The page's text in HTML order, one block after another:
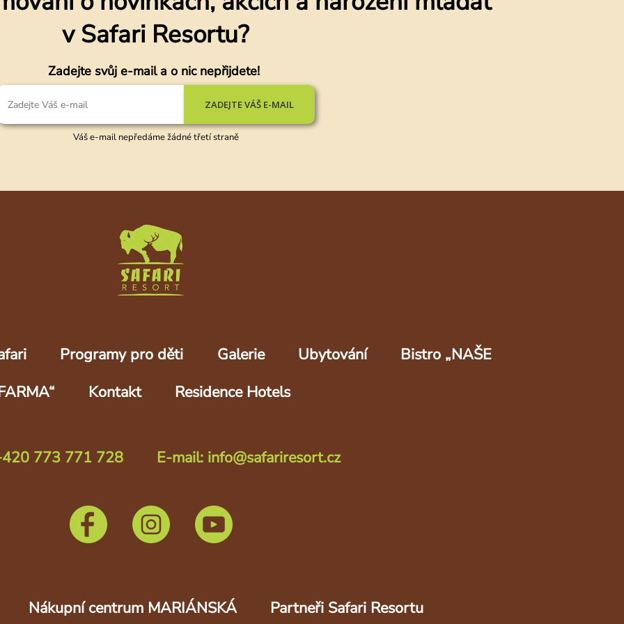
v Safari Resortu?
Zadejte svůj e-mail a o nic nepřijdete!
ZADEJTE VÁŠ E-MAIL
Váš e-mail nepředáme žádné třetí straně
Programy pro děti Galerie Ubytování
Bistro „NAŠE
Kontakt Residence Hotels
773 771 728 E-mail: info@safariresort.cz
Nákupní centrum MARIÁNSKÁ Partneři Safari Resortu